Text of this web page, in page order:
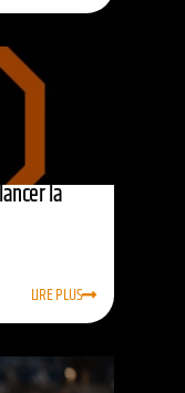
la
LIRE PLUS